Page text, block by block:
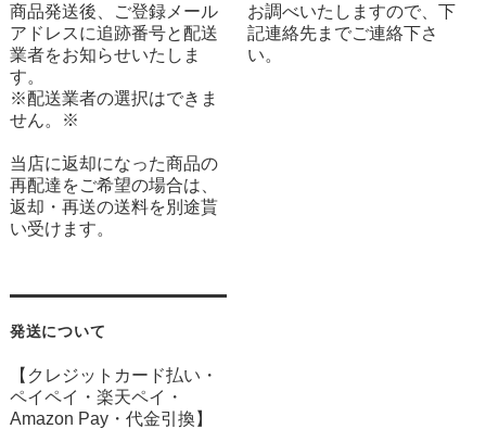
商品発送後、ご登録メール
アドレスに追跡番号と配送
業者をお知らせいたしま
す。
※配送業者の選択はできま
せん。※
当店に返却になった商品の
再配達をご希望の場合は、
返却・再送の送料を別途貰
い受けます。
発送について
【クレジットカード払い・
ペイペイ・楽天ペイ・
Amazon Pay・ 代金引換】
お調べいたしますので、下
記連絡先までご連絡下さ
い。